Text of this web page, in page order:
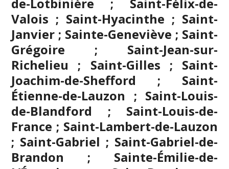
Valois ; Saint-Hyacinthe ; Saint-
Janvier ; Sainte-Geneviève ; Saint-
Grégoire ; Saint-Jean-sur-
Richelieu ; Saint-Gilles ; Saint-
Joachim-de-Shefford ; Saint-
Étienne-de-Lauzon ; Saint-Louis-
de-Blandford ; Saint-Louis-de-
France ; Saint-Lambert-de-Lauzon
; Saint-Gabriel ; Saint-Gabriel-de-
Brandon ; Sainte-Émilie-de-